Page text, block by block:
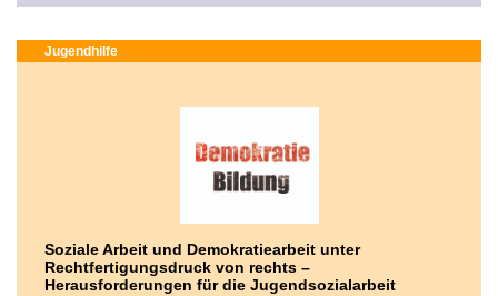
Jugendhilfe
Soziale Arbeit und Demokratiearbeit unter
Rechtfertigungsdruck von rechts –
Herausforderungen für die Jugendsozialarbeit